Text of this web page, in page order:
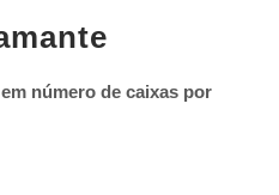
número de caixas por